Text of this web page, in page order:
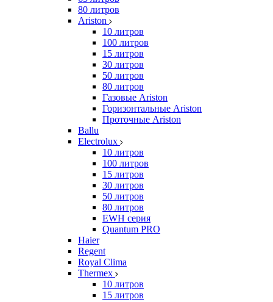
80 литров
Ariston
10 литров
100 литров
15 литров
30 литров
50 литров
80 литров
Газовые Ariston
Горизонтальные Ariston
Проточные Ariston
Ballu
Electrolux
10 литров
100 литров
15 литров
30 литров
50 литров
80 литров
EWH серия
Quantum PRO
Haier
Regent
Royal Clima
Thermex
10 литров
15 литров